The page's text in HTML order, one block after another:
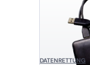
DATENRETTUNG